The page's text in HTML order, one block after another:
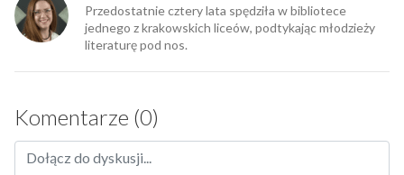
Przedostatnie cztery lata spędziła w bibliotece
jednego z krakowskich liceów, podtykając młodzieży
literaturę pod nos.
Komentarze (0)